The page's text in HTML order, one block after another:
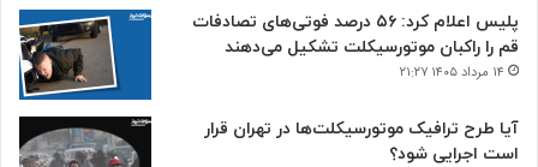
پلیس اعلام کرد: ۵۶ درصد فوتی‌های تصادفات
قم را راکبان موتورسیکلت تشکیل می‌دهند
۱۴ مرداد ۱۴۰۵ ۲۱:۲۷
آیا طرح ترافیک موتورسیکلت‌ها در تهران قرار
است اجرایی شود؟